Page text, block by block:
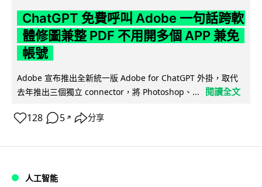
ChatGPT 免費呼叫 Adobe 一句話跨軟
體修圖兼整 PDF 不用開多個 APP 兼免
帳號
Adobe 宣布推出全新統一版 Adobe for ChatGPT 外掛，取代
去年推出三個獨立 connector，將 Photoshop、...
閱讀全文
128 5 ↗ 分享
人工智能